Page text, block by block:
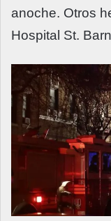
anoche. Otros
Hospital St.